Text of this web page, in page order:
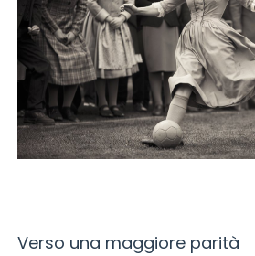
Verso una maggiore parità